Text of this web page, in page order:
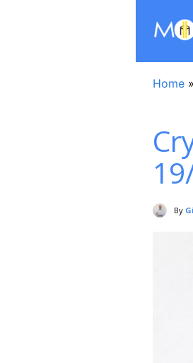
Home »
By